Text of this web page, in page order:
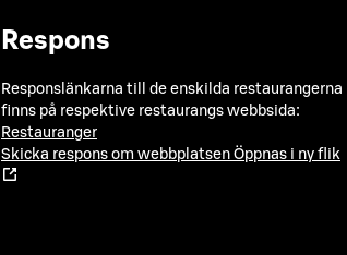
Respons
Responslänkarna till de enskilda restaurangerna
finns på respektive restaurangs webbsida:
Restauranger
Skicka respons om webbplatsen Öppnas i ny flik